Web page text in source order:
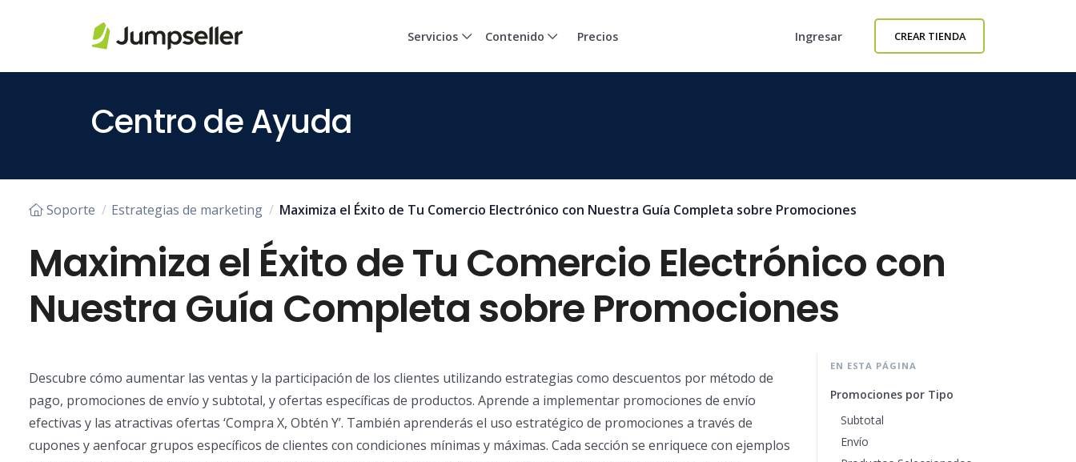
Saltar al contenido principal
Servicios Contenido Precios Ingresar CREAR TIENDA
Centro de Ayuda
Soporte Estrategias de marketing Maximiza el Éxito de Tu Comercio Electrónico con Nuestra Guía Completa sobre Promociones
Maximiza el Éxito de Tu Comercio Electrónico con
Nuestra Guía Completa sobre Promociones
Descubre cómo aumentar las ventas y la participación de los clientes utilizando estrategias como descuentos por método de
pago, promociones de envío y subtotal, y ofertas específicas de productos. Aprende a implementar promociones de envío
efectivas y las atractivas ofertas ‘Compra X, Obtén Y’. También aprenderás el uso estratégico de promociones a través de
cupones y aenfocar grupos específicos de clientes con condiciones mínimas y máximas. Cada sección se enriquece con ejemplos
EN ESTA PÁGINA
Promociones por Tipo
Subtotal
Envío